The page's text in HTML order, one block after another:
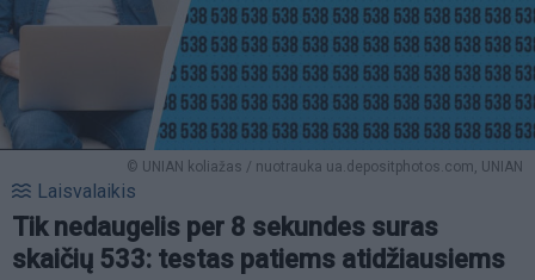
© UNIAN koliažas / nuotrauka ua.depositphotos.com, UNIAN
Laisvalaikis
Tik nedaugelis per 8 sekundes suras
skaičių 533: testas patiems atidžiausiems